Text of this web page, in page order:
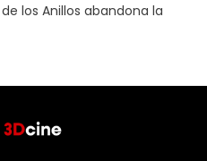
los Anillos abandona la